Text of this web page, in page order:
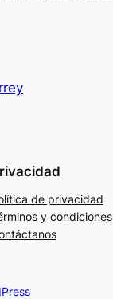
de privacidad
y condiciones